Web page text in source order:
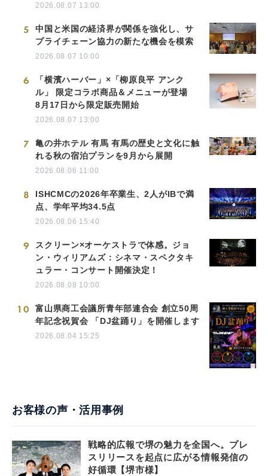
2026.08.07 13:00
5
中国と米国の経済界が関係を強化し、サ
プライチェーン協力の新たな機会を模索
2026.08.07 10:00
6
「横濱ハーバー」×「柳原良平 アンク
ル」 限定コラボ商品＆メニューが登場
8月17日から限定販売開始
2026.08.07 13:00
7
亀の井ホテル 有馬 有馬の歴史と文化に触
れる秋の宿泊プランを9月から展開
2026.08.06 11:00
8
ISHCMCの2026年卒業生、2人がIBで満
点、学年平均34.5点
2026.08.06 15:40
9
スクリーン×オーケストラで体感。ジョ
ン・ウィリアムズ：シネマ・スペクタキ
ュラー・コンサート開催決定！
2026.08.08 10:00
10
富山県商工会議所青年部連合会 創立50周
年記念祝賀会 「DJ盆踊り」を開催します
2026.08.04 15:25
お客様の声・活用事例
戦略的広報で堺の魅力を全国へ。プレ
スリリースを起点に広がる情報発信の
好循環【堺市様】